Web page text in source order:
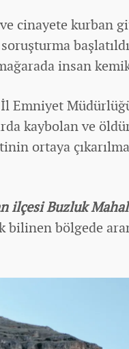
cinayete kurban
insan
Emniyet
kaybolan ve
ortaya
ilçesi Buzluk
bilinen bölgede